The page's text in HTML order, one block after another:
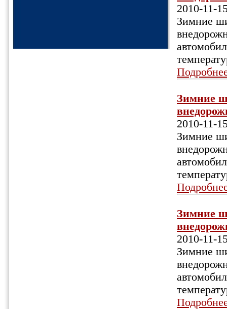
2010-11-
Зимние
Зимние
2010-11-
Зимние
Зимние
2010-11-
Зимние